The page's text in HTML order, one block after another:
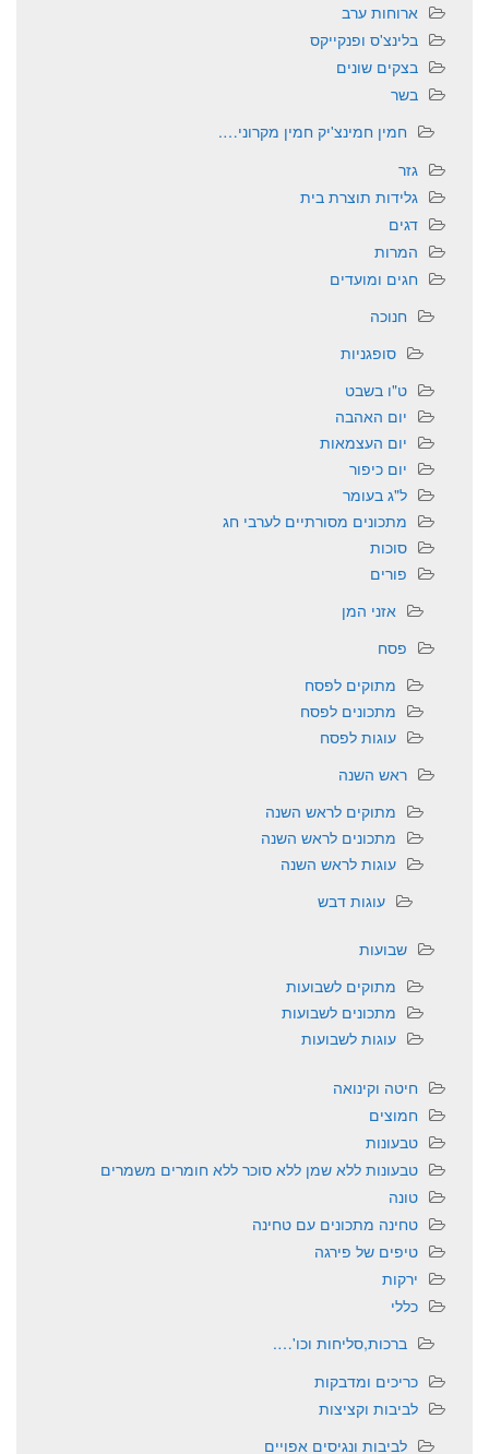
ארוחות ערב
בלינצ'ס ופנקייקס
בצקים שונים
בשר
חמין חמינצ'יק חמין מקרוני….
גזר
גלידות תוצרת בית
דגים
המרות
חגים ומועדים
חנוכה
סופגניות
ט"ו בשבט
יום האהבה
יום העצמאות
יום כיפור
ל"ג בעומר
מתכונים מסורתיים לערבי חג
סוכות
פורים
אזני המן
פסח
מתוקים לפסח
מתכונים לפסח
עוגות לפסח
ראש השנה
מתוקים לראש השנה
מתכונים לראש השנה
עוגות לראש השנה
עוגות דבש
שבועות
מתוקים לשבועות
מתכונים לשבועות
עוגות לשבועות
חיטה וקינואה
חמוצים
טבעונות
טבעונות ללא שמן ללא סוכר ללא חומרים משמרים
טונה
טחינה מתכונים עם טחינה
טיפים של פירגה
ירקות
כללי
ברכות,סליחות וכו'….
כריכים ומדבקות
לביבות וקציצות
לביבות ונגיסים אפויים